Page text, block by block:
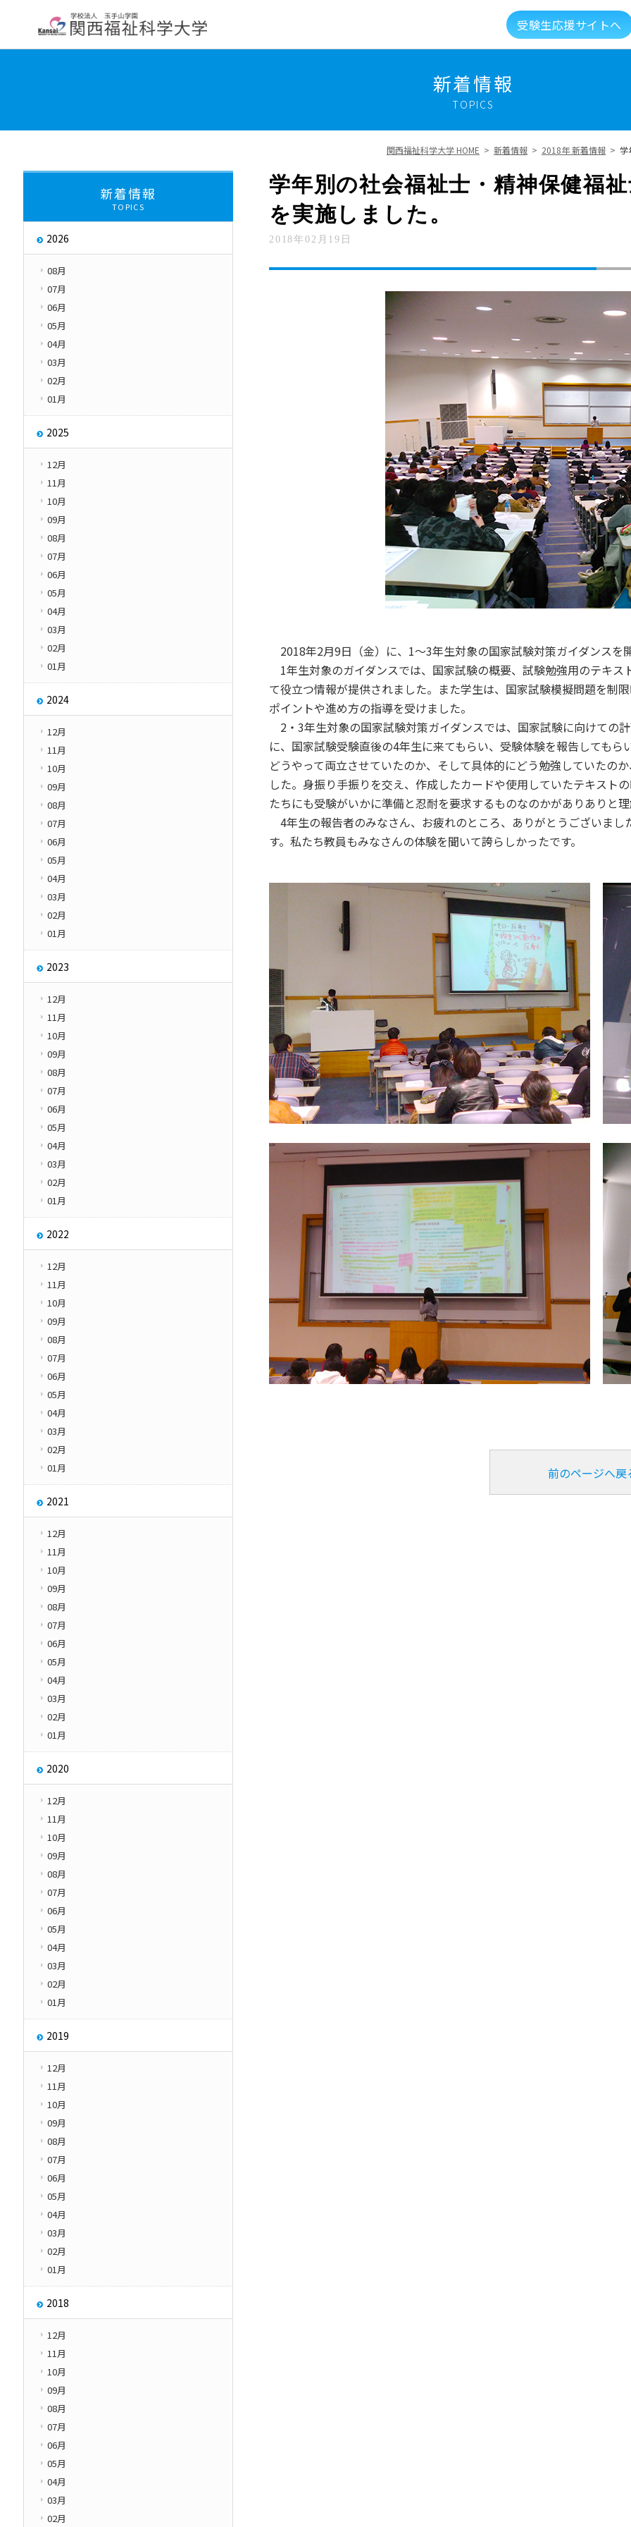
受験生応援サイトへ
交通アクセス
取り組み 総合福祉科学学会
その他
Other
大学広報誌「福科大通信」 学生便覧
新着情報
TOPICS
関西福祉科学大学 HOME > 新着情報 > 2018年 新着情報 > 学
学年別の社会福祉士・精神保健福
を実施しました。
2018年02月19日
2018年2月9日（金）に、1～3年生対象の国家試験対策ガイダンスを
1年生対象のガイダンスでは、国家試験の概要、試験勉強用のテキ
て役立つ情報が提供されました。また学生は、国家試験模擬問題を制
ポイントや進め方の指導を受けました。
2・3年生対象の国家試験対策ガイダンスでは、国家試験に向けての
に、国家試験受験直後の4年生に来てもらい、受験体験を報告しても
どうやって両立させていたのか、そして具体的にどう勉強していたの
した。身振り手振りを交え、作成したカードや使用していたテキスト
たちにも受験がいかに準備と忍耐を要求するものなのかがありありと
4年生の報告者のみなさん、お疲れのところ、ありがとうございま
す。私たち教員もみなさんの体験を聞いて誇らしかったです。
前のページへ戻
新着情報
TOPICS
2026
08月
07月
06月
05月
04月
03月
02月
01月
2025
12月
11月
10月
09月
08月
07月
06月
05月
04月
03月
02月
01月
2024
12月
11月
10月
09月
08月
07月
06月
05月
04月
03月
02月
01月
2023
12月
11月
10月
09月
08月
07月
06月
05月
04月
03月
02月
01月
2022
12月
11月
10月
09月
08月
07月
06月
05月
04月
03月
02月
01月
2021
12月
11月
10月
09月
08月
07月
06月
05月
04月
03月
02月
01月
2020
12月
11月
10月
09月
08月
07月
06月
05月
04月
03月
02月
01月
2019
12月
11月
10月
09月
08月
07月
06月
05月
04月
03月
02月
01月
2018
12月
11月
10月
09月
08月
07月
06月
05月
04月
03月
02月